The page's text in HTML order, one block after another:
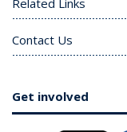
Related Links
Contact Us
Get involved